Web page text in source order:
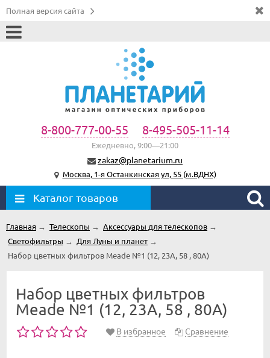
Полная версия сайта
8-800-777-00-55 8-495-505-11-14
Ежедневно, 9:00—21:00
zakaz@planetarium.ru
Москва, 1-я Останкинская ул, 55 (м.ВДНХ)
Каталог товаров
Главная → Телескопы → Аксессуары для телескопов →
Светофильтры → Для Луны и планет →
Набор цветных фильтров Meade №1 (12, 23A, 58 , 80A)
Набор цветных фильтров
Meade №1 (12, 23A, 58 , 80A)
В избранное Сравнение